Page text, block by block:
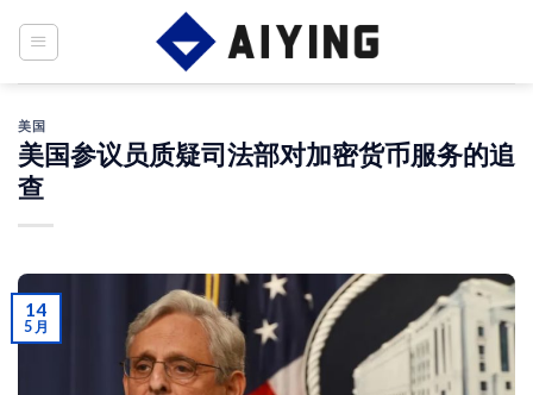
美国
美国参议员质疑司法部对加密货币服务的追
查
14
5 月